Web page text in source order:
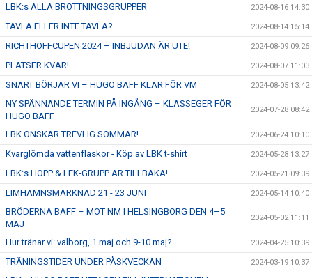
LBK:s ALLA BROTTNINGSGRUPPER 2024-08-16 14:30
TÄVLA ELLER INTE TÄVLA? 2024-08-14 15:14
RICHTHOFFCUPEN 2024 – INBJUDAN ÄR UTE! 2024-08-09 09:26
PLATSER KVAR! 2024-08-07 11:03
SNART BÖRJAR VI – HUGO BAFF KLAR FÖR VM 2024-08-05 13:42
NY SPÄNNANDE TERMIN PÅ INGÅNG – KLASSEGER FÖR
HUGO BAFF
2024-07-28 08:42
LBK ÖNSKAR TREVLIG SOMMAR! 2024-06-24 10:10
Kvarglömda vattenflaskor - Köp av LBK t-shirt 2024-05-28 13:27
LBK:s HOPP & LEK-GRUPP ÄR TILLBAKA! 2024-05-21 09:39
LIMHAMNSMARKNAD 21 - 23 JUNI 2024-05-14 10:40
BRÖDERNA BAFF – MOT NM I HELSINGBORG DEN 4–5
MAJ
2024-05-02 11:11
Hur tränar vi: valborg, 1 maj och 9-10 maj? 2024-04-25 10:39
TRÄNINGSTIDER UNDER PÅSKVECKAN 2024-03-19 10:37